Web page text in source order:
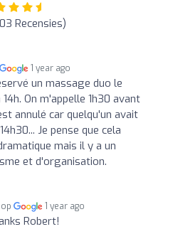
Recensies)
1 year ago
un massage duo le
On m'appelle 1h30 avant
annulé car quelqu'un avait
Je pense que cela
mais il y a un
et d'organisation.
1 year ago
Robert!